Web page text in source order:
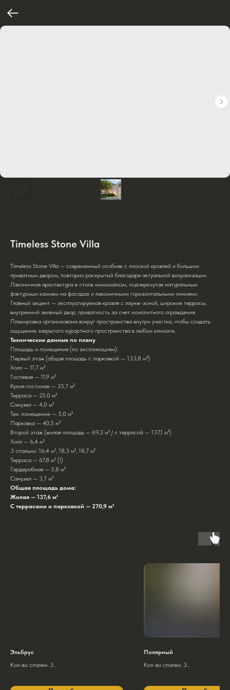
Timeless Stone Villa
Timeless Stone Villa — современный особняк с плоской кровлей и большим
приватным двором, повторно раскрытый благодаря актуальной визуализации.
Лаконичная архитектура в стиле минимализм, подчеркнутая натуральным
фактурным камнем на фасадах и лаконичными горизонтальными линиями.
Главный акцент — эксплуатируемая кровля с лаунж-зоной, широкие террасы,
внутренний зеленый двор, приватность за счет монолитного ограждения.
Планировка организована вокруг пространства внутри участка, чтобы создать
ощущение закрытого курортного пространства в любом климате.
Технические данные по плану
Площадь и помещения (по экспликациям):
Первый этаж (общая площадь с парковкой — 133,8 м²)
Холл — 11,7 м²
Гостевая — 11,9 м²
Кухня-гостиная — 35,7 м²
Терраса — 25,0 м²
Санузел — 4,0 м²
Тех. помещение — 5,0 м²
Парковка — 40,5 м²
Второй этаж (жилая площадь — 69,3 м² / с террасой — 137,1 м²)
Холл — 6,4 м²
3 спальни: 16,4 м², 18,3 м², 18,7 м²
Терраса — 67,8 м² (!)
Гардеробная — 5,8 м²
Санузел — 3,7 м²
Общая площадь дома:
Жилая — 137,6 м²
С террасами и парковкой — 270,9 м²
Эльбрус
Кол-во спален: 3
Полярный
Кол-во спален: 3